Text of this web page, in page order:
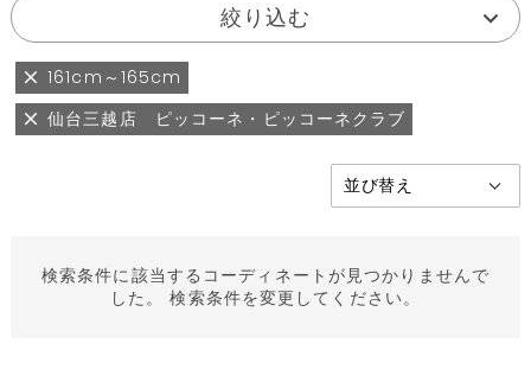
絞り込む
161cm～165cm
仙台三越店 ピッコーネ・ピッコーネクラブ
検索条件に該当するコーディネートが見つかりませんで
した。 検索条件を変更してください。